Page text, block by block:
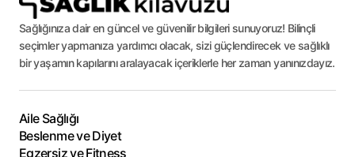
Sağlığınıza dair en güncel ve güvenilir bilgileri sunuyoruz! Bilinçli
seçimler yapmanıza yardımcı olacak, sizi güçlendirecek ve sağlıklı
bir yaşamın kapılarını aralayacak içeriklerle her zaman yanınızdayız.
Aile Sağlığı
Beslenme ve Diyet
Egzersiz ve Fitness